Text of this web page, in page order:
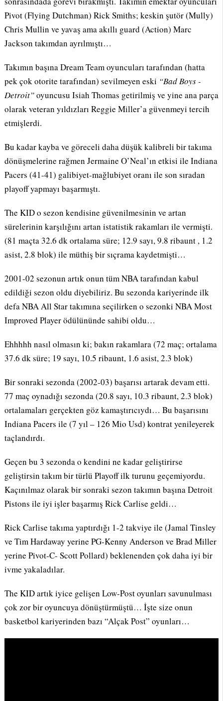
Pivot (Flying Dutchman) Rick Smiths; keskin şutör (Mully)
Chris Mullin ve yavaş ama akıllı guard (Action) Marc
Jackson takımdan ayrılmıştı…
Takımın başına Dream Team oyuncuları tarafından (hatta
pek çok otorite tarafından) sevilmeyen eski “Bad Boys -
Detroit”oyuncusu Isiah Thomas getirilmiş ve yine ana parça
olarak veteran yıldızları Reggie Miller’a güvenmeyi tercih
etmişlerdi.
Bu kadar kayba ve göreceli daha düşük kalibreli bir takıma
dönüşmelerine rağmen Jermaine O’Neal’ın etkisi ile Indiana
Pacers (41-41) galibiyet-mağlubiyet oranı ile son sıradan
playoff yapmayı başarmıştı.
The KID o sezon kendisine güvenilmesinin ve artan
sürelerinin karşılığını artan istatistik rakamları ile vermişti.
(81 maçta 32.6 dk ortalama süre; 12.9 sayı, 9.8 ribaunt , 1.2
asist, 2.8 blok) ile müthiş bir sıçrama kaydetmişti…
2001-02 sezonun artık onun tüm NBA tarafından kabul
edildiği sezon oldu diyebiliriz. Bu sezonda kariyerinde ilk
defa NBA All Star takımına seçilirken o sezonki NBA Most
Improved Player ödülününde sahibi oldu…
Ehhhhh nasıl olmasın ki; bakın rakamlara (72 maç; ortalama
37.6 dk süre; 19 sayı, 10.5 ribaunt, 1.6 asist, 2.3 blok)
Bir sonraki sezonda (2002-03) başarısı artarak devam etti.
77 maç oynadığı sezonda (20.8 sayı, 10.3 ribaunt, 2.3 blok)
ortalamaları gerçekten göz kamaştırıcıydı… Bu başarısını
Indiana Pacers ile (7 yıl – 126 Mio Usd) kontrat yenileyerek
taçlandırdı.
Geçen bu 3 sezonda o kendini ne kadar geliştirirse
geliştirsin takım bir türlü Playoff ilk turunu geçemiyordu.
Kaçınılmaz olarak bir sonraki sezon takımın başına Detroit
Pistons ile iyi işler başarmış Rick Carlise geldi…
Rick Carlise takıma yaptırdığı 1-2 takviye ile (Jamal Tinsley
ve Tim Hardaway yerine PG-Kenny Anderson ve Brad Miller
yerine Pivot-C- Scott Pollard) beklenenden çok daha iyi bir
ivme yakaladılar.
The KID artık iyice gelişen Low-Post oyunları savunulması
çok zor bir oyuncuya dönüştürmüştü… İşte size onun
basketbol kariyerinden bazı “Alçak Post” oyunları…